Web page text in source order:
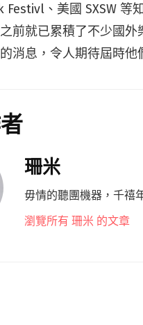
Festivl、美國 SXSW
前就已累積了不少國
消息，令人期待屆時他
珊米
毋情的聽團機器，千禧
瀏覽所有 珊米 的文章